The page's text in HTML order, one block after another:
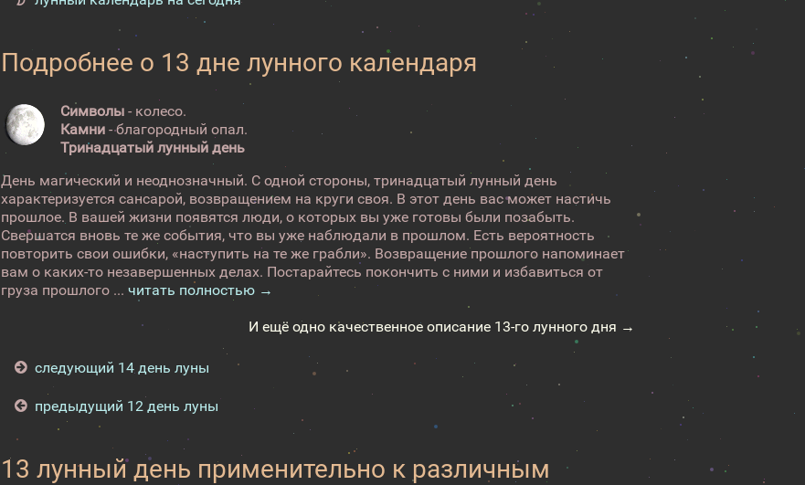
Подробнее о 13 дне лунного календаря
Символы - колесо.
Камни - благородный опал.
Тринадцатый лунный день
День магический и неоднозначный. С одной стороны, тринадцатый лунный день
характеризуется сансарой, возвращением на круги своя. В этот день вас может настичь
прошлое. В вашей жизни появятся люди, о которых вы уже готовы были позабыть.
Свершатся вновь те же события, что вы уже наблюдали в прошлом. Есть вероятность
повторить свои ошибки, «наступить на те же грабли». Возвращение прошлого напоминает
вам о каких-то незавершенных делах. Постарайтесь покончить с ними и избавиться от
груза прошлого ...читать полностью →
И ещё одно качественное описание 13-го лунного дня →
следующий 14 день луны
предыдущий 12 день луны
13 лунный день применительно к различным